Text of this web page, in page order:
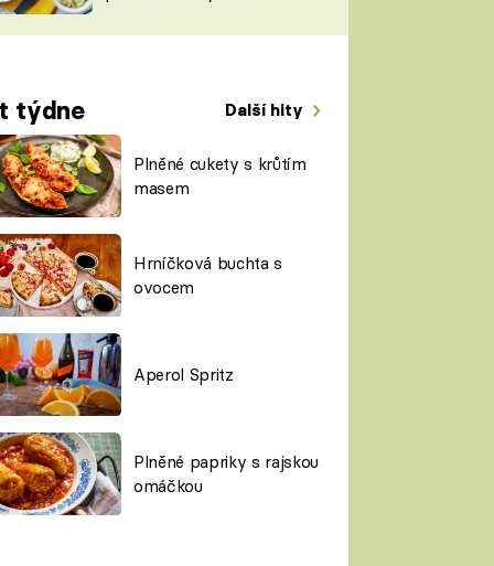
týdne Další hity
Plněné cukety s krůtím
masem
Hrníčková buchta s
ovocem
Aperol Spritz
Plněné papriky s rajskou
omáčkou